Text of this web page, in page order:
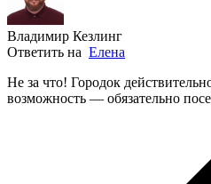
Владимир Кезлинг
Ответить на Елена
Не за что! Городок
возможность — обязательно